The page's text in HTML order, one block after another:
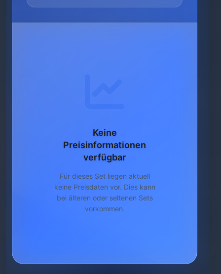
Keine
Preisinformationen
verfügbar
Für dieses Set liegen aktuell
keine Preisdaten vor. Dies kann
bei älteren oder seltenen Sets
vorkommen.